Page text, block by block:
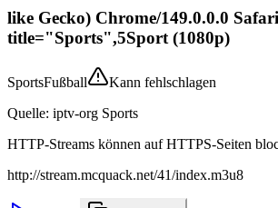
like Gecko) Chrome/149.0.0.0
title="Sports",5Sport (1080p)
SportsFußball
Kann fehlschlagen
Quelle: iptv-org Sports
HTTP-Streams können auf HTTPS-Seiten
http://stream.mcquack.net/41/index.m3u8